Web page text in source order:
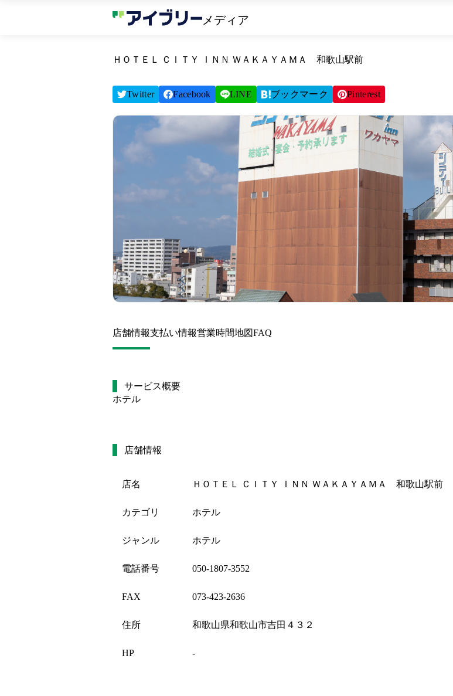
メディア
ＨＯＴＥＬ ＣＩＴＹ ＩＮＮ ＷＡＫＡＹＡＭＡ 和歌山駅前
Twitter Facebook LINE ブックマーク Pinterest
店舗情報支払い情報営業時間地図FAQ
サービス概要
ホテル
店舗情報
店名 ＨＯＴＥＬ ＣＩＴＹ ＩＮＮ ＷＡＫＡＹＡＭＡ 和歌山駅前
カテゴリ ホテル
ジャンル ホテル
電話番号 050-1807-3552
FAX 073-423-2636
住所 和歌山県和歌山市吉田４３２
HP -